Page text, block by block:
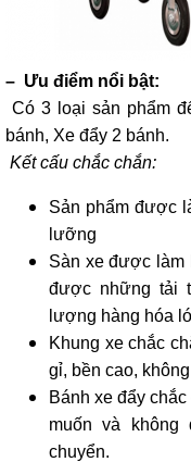
– Ưu điểm nổi bật:
Có 3 loại sản phẩm
bánh, Xe đẩy 2 bánh.
Kết cấu chắc chắn:
Sản phẩm được
lưỡng
Sàn xe được làm
được những tải
lượng hàng hóa
Khung xe chắc
gỉ, bền cao,
Bánh xe đẩy
muốn và
chuyển.